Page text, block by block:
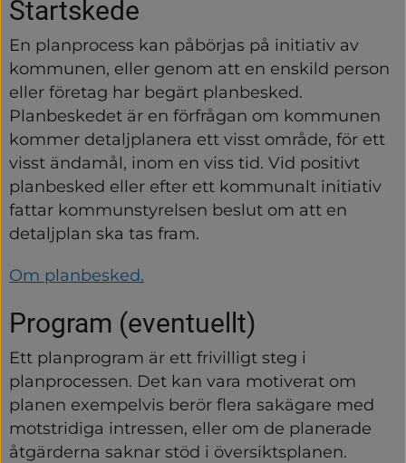
Startskede
En planprocess kan påbörjas på initiativ av
kommunen, eller genom att en enskild person
eller företag har begärt planbesked.
Planbeskedet är en förfrågan om kommunen
kommer detaljplanera ett visst område, för ett
visst ändamål, inom en viss tid. Vid positivt
planbesked eller efter ett kommunalt initiativ
fattar kommunstyrelsen beslut om att en
detaljplan ska tas fram.
Om planbesked.
Program (eventuellt)
Ett planprogram är ett frivilligt steg i
planprocessen. Det kan vara motiverat om
planen exempelvis berör flera sakägare med
motstridiga intressen, eller om de planerade
åtgärderna saknar stöd i översiktsplanen.